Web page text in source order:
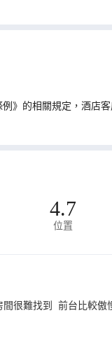
》的相關規定，酒店
4.7
位置
很難找到 前台比較傲